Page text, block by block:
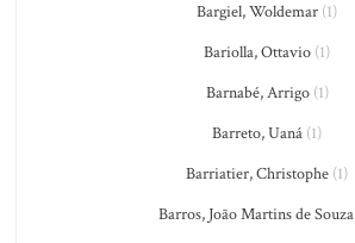
Bargiel, Woldemar (1)
Bariolla, Ottavio (1)
Barnabé, Arrigo(1)
Barreto, Uaná (1)
Barriatier, Christophe (1)
Barros, João Martins de Souza